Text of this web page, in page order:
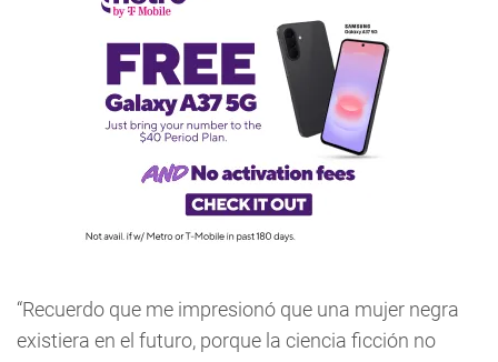
“Recuerdo que me impresionó que una mujer negra
existiera en el futuro, porque la ciencia ficción no